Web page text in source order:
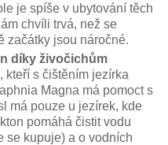
je spíše v ubytování těch
chvíli trvá, než se
začátky jsou náročné.
díky živočichům
kteří s čištěním jezírka
Magna má pomoct s
má pouze u jezírek, kde
pomáhá čistit vodu
se kupuje) a o vodních